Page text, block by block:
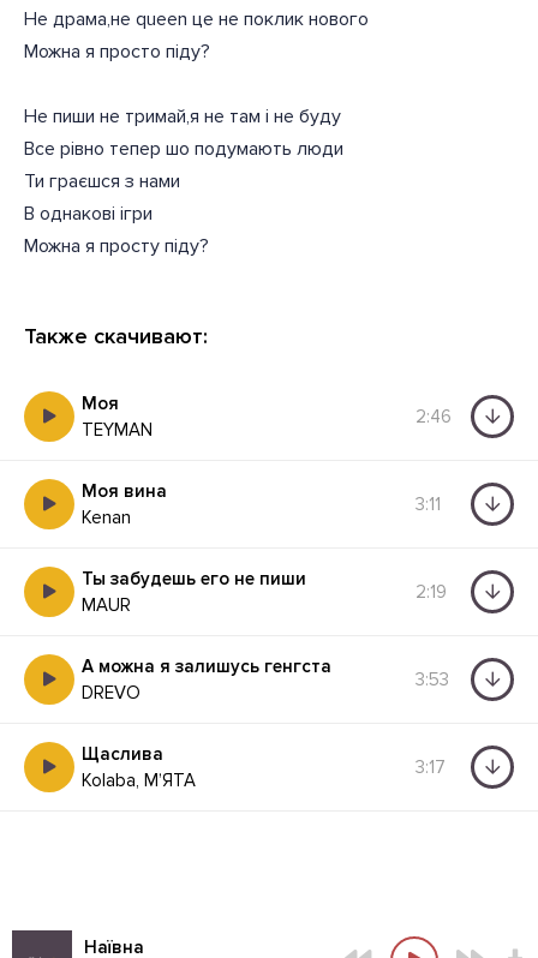
Не драма,не queen це не поклик нового
Можна я просто піду?
Не пиши не тримай,я не там і не буду
Все рівно тепер шо подумають люди
Ти граєшся з нами
В однакові ігри
Можна я просту піду?
Также скачивают:
Моя
TEYMAN
2:46
Моя вина
Kenan
3:11
Ты забудешь его не пиши
MAUR
2:19
А можна я залишусь генгста
DREVO
3:53
Щаслива
Kolaba, МʼЯТА
3:17
Наївна